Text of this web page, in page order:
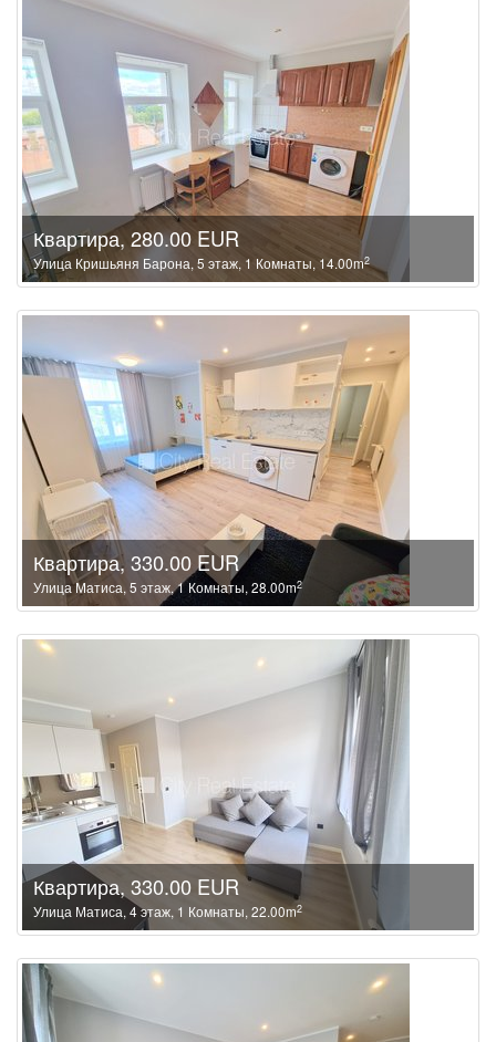
Квартира, 280.00 EUR
Улица Кришьяня Барона, 5 этаж, 1 Комнаты, 14.00m2
Квартира, 330.00 EUR
Улица Матиса, 5 этаж, 1 Комнаты, 28.00m2
Квартира, 330.00 EUR
Улица Матиса, 4 этаж, 1 Комнаты, 22.00m2